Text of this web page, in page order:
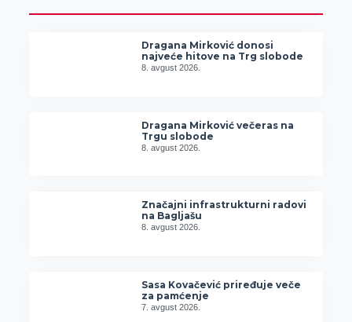
Dragana Mirković donosi
najveće hitove na Trg slobode
8. avgust 2026.
Dragana Mirković večeras na
Trgu slobode
8. avgust 2026.
Značajni infrastrukturni radovi
na Bagljašu
8. avgust 2026.
Sasa Kovačević priređuje veče
za pamćenje
7. avgust 2026.